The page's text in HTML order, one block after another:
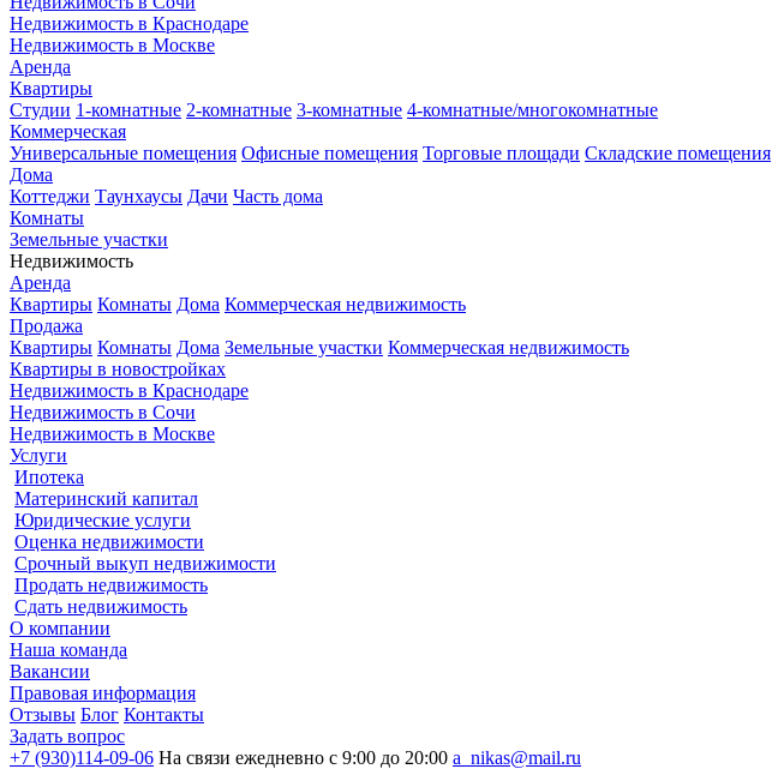
Недвижимость в Краснодаре
Недвижимость в Москве
Аренда
Квартиры
Студии 1-комнатные 2-комнатные 3-комнатные 4-комнатные/многокомнатные
Коммерческая
Универсальные помещения Офисные помещения Торговые площади Складские помещения
Дома
Коттеджи Таунхаусы Дачи Часть дома
Комнаты
Земельные участки
Недвижимость
Аренда
Квартиры Комнаты Дома Коммерческая недвижимость
Продажа
Квартиры Комнаты Дома Земельные участки Коммерческая недвижимость
Квартиры в новостройках
Недвижимость в Краснодаре
Недвижимость в Сочи
Недвижимость в Москве
Услуги
Ипотека
Материнский капитал
Юридические услуги
Оценка недвижимости
Срочный выкуп недвижимости
Продать недвижимость
Сдать недвижимость
О компании
Наша команда
Вакансии
Правовая информация
Отзывы Блог Контакты
Задать вопрос
+7 (930)114-09-06 На связи ежедневно с 9:00 до 20:00 a_nikas@mail.ru